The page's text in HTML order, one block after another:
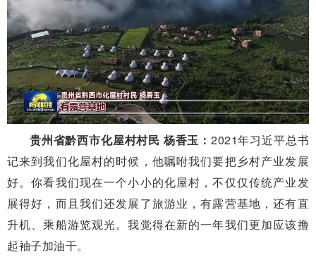
贵州省黔西市化屋村村民 杨香玉：2021年习近平总书
记来到我们化屋村的时候，他嘱咐我们要把乡村产业发展
好。你看我们现在一个小小的化屋村，不仅仅传统产业发
展得好，而且我们还发展了旅游业，有露营基地，还有直
升机、乘船游览观光。我觉得在新的一年我们更加应该撸
起袖子加油干。